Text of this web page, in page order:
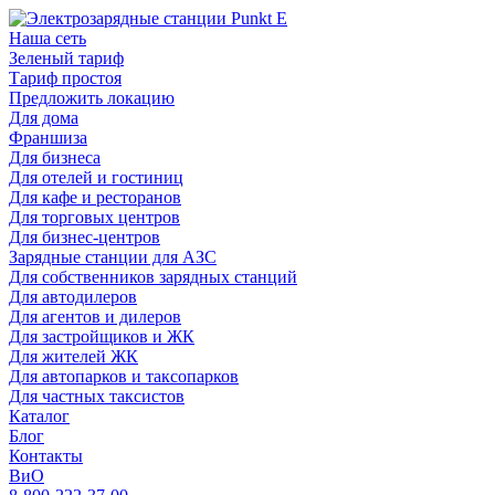
Наша сеть
Зеленый тариф
Тариф простоя
Предложить локацию
Для дома
Франшиза
Для бизнеса
Для отелей и гостиниц
Для кафе и ресторанов
Для торговых центров
Для бизнес-центров
Зарядные станции для АЗС
Для собственников зарядных станций
Для автодилеров
Для агентов и дилеров
Для застройщиков и ЖК
Для жителей ЖК
Для автопарков и таксопарков
Для частных таксистов
Каталог
Блог
Контакты
ВиО